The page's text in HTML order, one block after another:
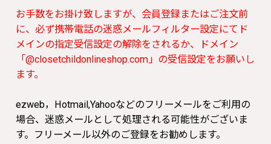
お手数をお掛け致しますが、会員登録またはご注文前
に、必ず携帯電話の迷惑メールフィルター設定にてド
メインの指定受信設定の解除をされるか、ドメイン
「@closetchildonlineshop.com」の受信設定をお願いし
ます。
ezweb，Hotmail,Yahooなどのフリーメールをご利用の
場合、迷惑メールとして処理される可能性がございま
す。フリーメール以外のご登録をお勧めします。